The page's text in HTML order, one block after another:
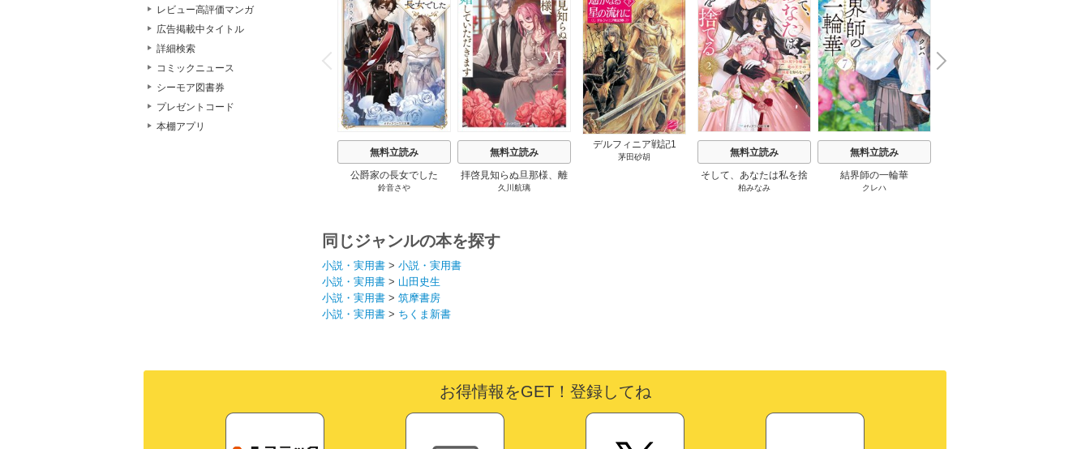
レビュー高評価マンガ
広告掲載中タイトル
詳細検索
コミックニュース
シーモア図書券
プレゼントコード
本棚アプリ
P
r
e
v
i
o
u
s
無料立読み
公爵家の長女でした
鈴音さや
無料立読み
拝啓見知らぬ旦那様、離
婚していただきます
久川航璃
デルフィニア戦記1
茅田砂胡
無料立読み
そして、あなたは私を捨
てる
柏みなみ
無料立読み
結界師の一輪華
クレハ
N
e
x
t
同じジャンルの本を探す
小説・実用書 > 小説・実用書
小説・実用書 > 山田史生
小説・実用書 > 筑摩書房
小説・実用書 > ちくま新書
お得情報をGET！登録してね